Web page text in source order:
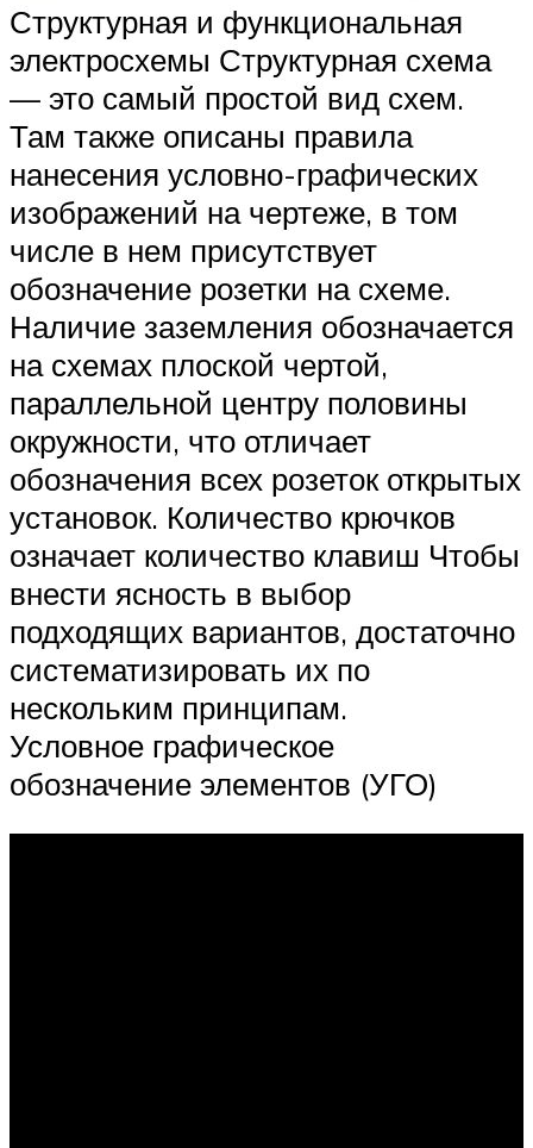
Структурная и функциональная
электросхемы Структурная схема
— это самый простой вид схем.
Там также описаны правила
нанесения условно-графических
изображений на чертеже, в том
числе в нем присутствует
обозначение розетки на схеме.
Наличие заземления обозначается
на схемах плоской чертой,
параллельной центру половины
окружности, что отличает
обозначения всех розеток открытых
установок. Количество крючков
означает количество клавиш Чтобы
внести ясность в выбор
подходящих вариантов, достаточно
систематизировать их по
нескольким принципам.
Условное графическое
обозначение элементов (УГО)